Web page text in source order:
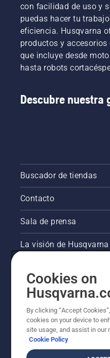
con facilidad de uso y
puedas hacer tu
eficiencia. Husqvarna
productos y
que incluye desde
hasta robots
Descubre nuestra
Buscador de tiendas
Contacto
Sala de prensa
La visión de
Otros sitios de
Cookies on
By clicking “Accept
cookies on your device to
site usage, and assist in our
Cookie Policy